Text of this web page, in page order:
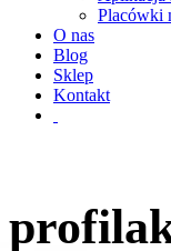
Placówki
O nas
Blog
Sklep
Kontakt